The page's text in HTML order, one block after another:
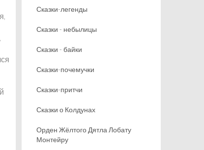
Сказки-легенды
Сказки - небылицы
Сказки - байки
Сказки-почемучки
Сказки-притчи
Сказки о Колдунах
Орден Жёлтого Дятла Лобату
Монтейру